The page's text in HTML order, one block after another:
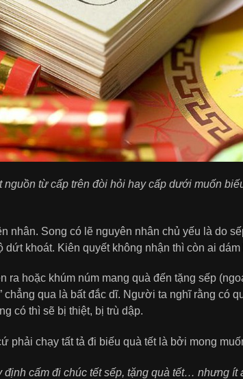
nguồn từ cấp trên đòi hỏi hay cấp dưới muốn
nhân. Song có lẽ nguyên nhân chủ yếu là do
dứt khoát. Kiên quyết không nhận thì còn ai
ra hoặc khúm núm mang quà đến tặng sếp
chẳng qua là bất đắc dĩ. Người ta nghĩ rằng có
có thì sẽ bị thiệt, bị trù dập.
phải chạy tất tả đi biếu quà tết là bởi mong
cấm đi chúc tết sếp, tặng quà tết… nhưng ít